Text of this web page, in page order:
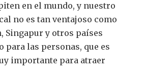
en el mundo, y nuestro
no es tan ventajoso como
Singapur y otros países
para las personas, que es
importante para atraer